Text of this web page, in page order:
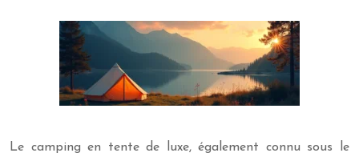
Le camping en tente de luxe, également connu sous le